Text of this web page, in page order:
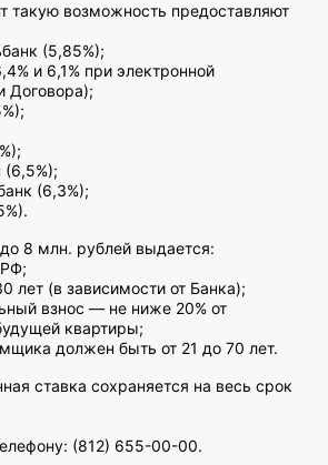
такую возможность предоставляют
(5,85%);
и 6,1% при электронной
Договора);
(6,5%);
(6,3%);
8 млн. рублей выдается:
лет (в зависимости от Банка);
взнос — не ниже 20% от
квартиры;
должен быть от 21 до 70 лет.
ставка сохраняется на весь срок
(812) 655-00-00.